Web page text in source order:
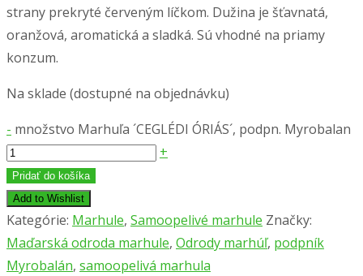
strany prekryté červeným líčkom. Dužina je šťavnatá,
oranžová, aromatická a sladká. Sú vhodné na priamy
konzum.
Na sklade (dostupné na objednávku)
- množstvo Marhuľa ´CEGLÉDI ÓRIÁS´, podpn. Myrobalan
+
Pridať do košíka
Add to Wishlist
Kategórie: Marhule, Samoopelivé marhule Značky:
Maďarská odroda marhule, Odrody marhúľ, podpník
Myrobalán, samoopelivá marhula